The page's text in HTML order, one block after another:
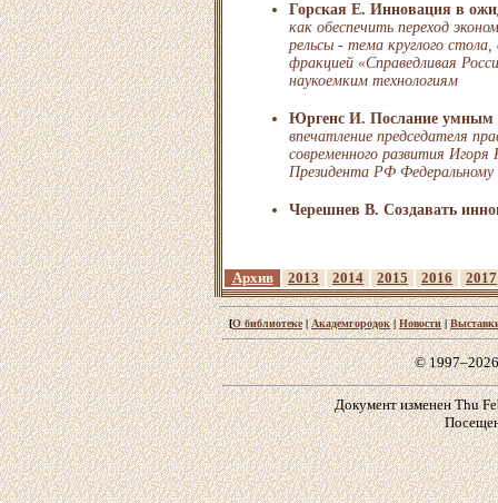
Горская Е. Инновация в
как обеспечить переход
рельсы - тема круглого стола,
фракцией «Справедливая
наукоемким технологиям
Юргенс И. Послание умным
впечатление председателя
современного развития
Президента РФ
Черешнев В. Создавать
Архив 2013 2014 2015 2016 2017
[О библиотеке|Академгородок|Новости|
©
Документ изменен Thu